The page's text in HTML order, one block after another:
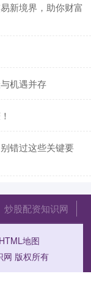
新境界，助你财富
机遇并存
错过这些关键要
炒股配资知识网
HTML地图
网 版权所有